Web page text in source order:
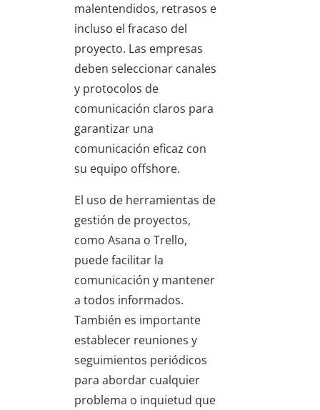
malentendidos, retrasos e
incluso el fracaso del
proyecto. Las empresas
deben seleccionar canales
y protocolos de
comunicación claros para
garantizar una
comunicación eficaz con
su equipo offshore.
El uso de herramientas de
gestión de proyectos,
como Asana o Trello,
puede facilitar la
comunicación y mantener
a todos informados.
También es importante
establecer reuniones y
seguimientos periódicos
para abordar cualquier
problema o inquietud que